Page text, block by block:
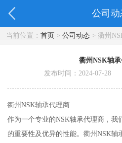
公司动
当前位置： 首页> 公司动态> 衢州
衢州NSK轴
发布时间：2024-07-
衢州NSK轴承代理商
作为一个专业的NSK轴承代理商，我
的重要性及优异的性能。衢州NSK轴